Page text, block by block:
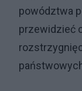
powództwa
przewidzieć